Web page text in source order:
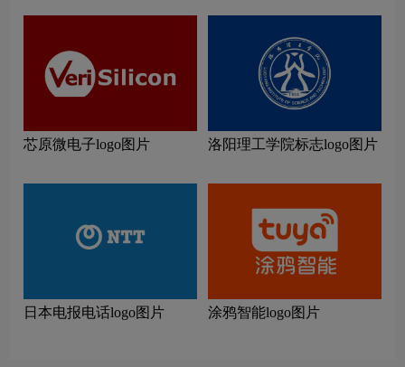
芯原微电子logo图片 洛阳理工学院标志logo图片
日本电报电话logo图片 涂鸦智能logo图片